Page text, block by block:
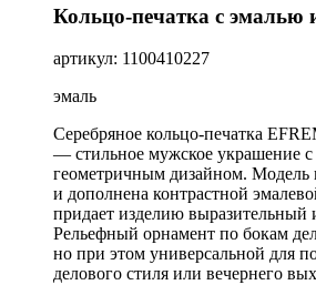
Кольцо-печатка с эмалью
артикул: 1100410227
эмаль
Серебряное кольцо-печатка
— стильное мужское украшение
геометричным дизайном. Модель
и дополнена контрастной
придает изделию выразительный
Рельефный орнамент по бокам
но при этом универсальной для
делового стиля или вечернего